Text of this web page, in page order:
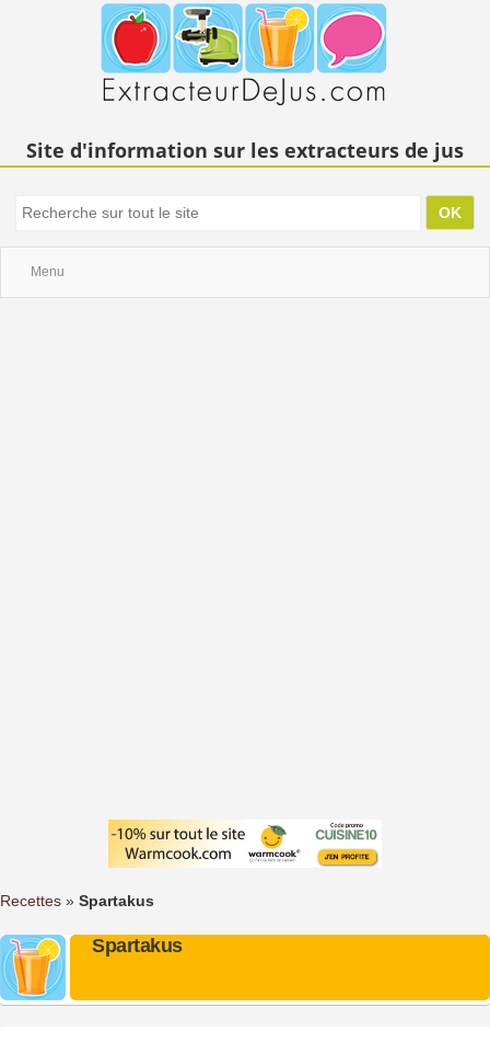
Site d'information sur les extracteurs de jus
Menu
Recettes » Spartakus
Spartakus